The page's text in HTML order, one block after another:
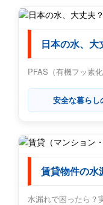
日本の水、大
PFAS（有機フッ素
安全な暮らし
賃貸物件の水
水漏れで困ったら？